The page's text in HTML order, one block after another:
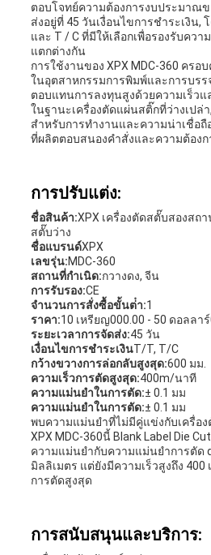
ตอบโจทย์ความต้องการงบประมาณ
ส่งอยู่ที่ 45 วันเงื่อนไขการชําระเงิน,
และ T / C ที่มีให้เลือกเพื่อรองรับควา
แตกต่างกัน
การใช้งานของ XPX MDC-360 คร
ในอุตสาหกรรมการพิมพ์และการบร
ตอบแทนการลงทุนสูงด้วยความเร็ว
ในฐานะเครื่องตัดแผ่นสติ๊กที่ว่างเปล่
สําหรับการทํางานและความน่าเชื่อ
ที่ผลิตตอบสนองคําสั่งและความต้อง
การปรับแต่ง:
ชื่อสินค้า:XPX เครื่องตัดสตั๊บสองสถ
สตั๊บว่าง
ชื่อแบรนด์XPX
เลขรุ่น:MDC-360
สถานที่กําเนิด:กวางดง, จีน
การรับรอง:CE
จํานวนการสั่งซื้อขั้นต่ํา:1
ราคา:10 เหรียญ000.00 - 50 ดอลลา
ระยะเวลาการจัดส่ง:45 วัน
เงื่อนไขการชําระเงินT/T, T/C
กว้างขวางการล่อกลับสูงสุด:600 มม.
ความเร็วการตัดสูงสุด:400m/นาที
ความแม่นยําในการตัด:± 0.1 มม
ความแม่นยําในการตัด:± 0.1 มม
พบความแม่นยําที่ไม่มีคู่แข่งกับเครื่
XPX MDC-360นี้ Blank Label Die
ความแม่นยํากับความแม่นยําการตัด
มิลลิเมตร แต่ยังมีความเร็วสูงถึง 400
การตัดสูงสุด
การสนับสนุนและบริการ: